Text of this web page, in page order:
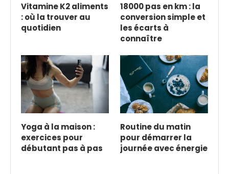
Vitamine K2 aliments
: où la trouver au
quotidien
18000 pas en km : la
conversion simple et
les écarts à
connaître
Yoga à la maison :
exercices pour
débutant pas à pas
Routine du matin
pour démarrer la
journée avec énergie